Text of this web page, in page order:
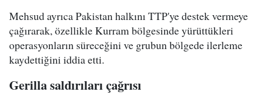
Mehsud ayrıca Pakistan halkını TTP'ye destek vermeye
çağırarak, özellikle Kurram bölgesinde yürüttükleri
operasyonların süreceğini ve grubun bölgede ilerleme
kaydettiğini iddia etti.
Gerilla saldırıları çağrısı